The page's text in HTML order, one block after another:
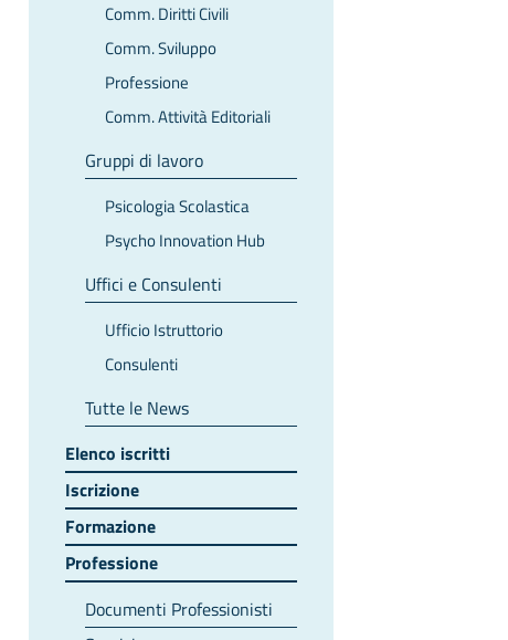
Comm. Diritti Civili
Comm. Sviluppo
Professione
Comm. Attività Editoriali
Gruppi di lavoro
Psicologia Scolastica
Psycho Innovation Hub
Uffici e Consulenti
Ufficio Istruttorio
Consulenti
Tutte le News
Elenco iscritti
Iscrizione
Formazione
Professione
Documenti Professionisti